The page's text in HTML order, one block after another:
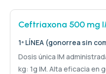
Ceftriaxona 500 mg
1ª LÍNEA (gonorrea sin
Dosis única IM
kg: 1g IM. Alta eficacia en